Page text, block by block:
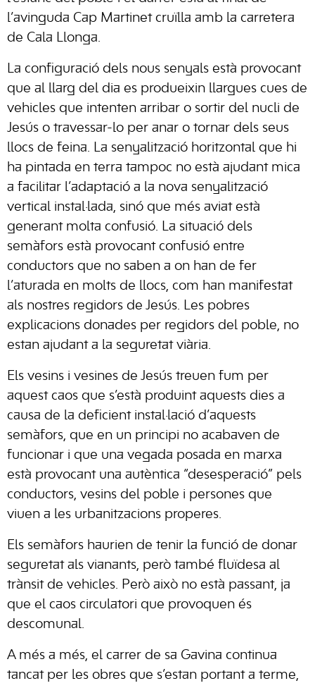
l’avinguda Cap Martinet cruïlla amb la carretera
de Cala Llonga.
La configuració dels nous senyals està provocant
que al llarg del dia es produeixin llargues cues de
vehicles que intenten arribar o sortir del nucli de
Jesús o travessar-lo per anar o tornar dels seus
llocs de feina. La senyalització horitzontal que hi
ha pintada en terra tampoc no està ajudant mica
a facilitar l’adaptació a la nova senyalització
vertical instal·lada, sinó que més aviat està
generant molta confusió. La situació dels
semàfors està provocant confusió entre
conductors que no saben a on han de fer
l’aturada en molts de llocs, com han manifestat
als nostres regidors de Jesús. Les pobres
explicacions donades per regidors del poble, no
estan ajudant a la seguretat viària.
Els vesins i vesines de Jesús treuen fum per
aquest caos que s’està produint aquests dies a
causa de la deficient instal·lació d’aquests
semàfors, que en un principi no acabaven de
funcionar i que una vegada posada en marxa
està provocant una autèntica “desesperació” pels
conductors, vesins del poble i persones que
viuen a les urbanitzacions properes.
Els semàfors haurien de tenir la funció de donar
seguretat als vianants, però també fluïdesa al
trànsit de vehicles. Però això no està passant, ja
que el caos circulatori que provoquen és
descomunal.
A més a més, el carrer de sa Gavina continua
tancat per les obres que s’estan portant a terme,